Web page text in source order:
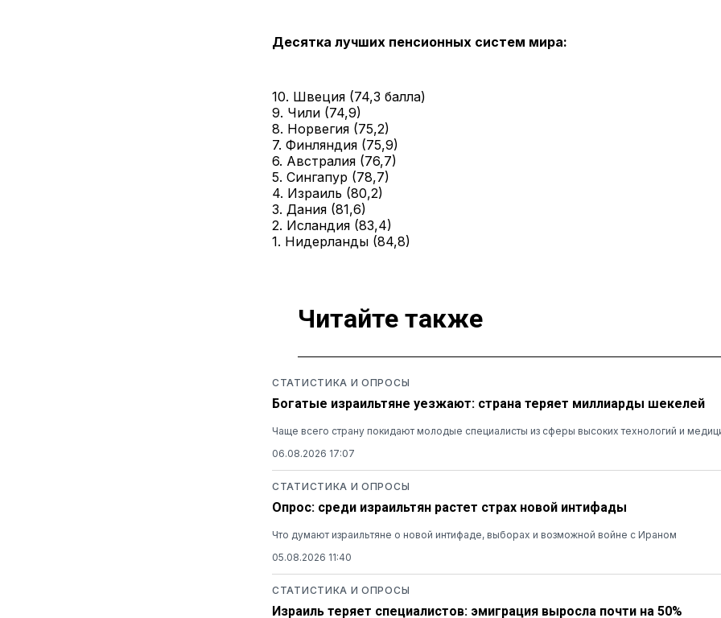
Десятка лучших пенсионных систем мира:
10. Швеция (74,3 балла)
9. Чили (74,9)
8. Норвегия (75,2)
7. Финляндия (75,9)
6. Австралия (76,7)
5. Сингапур (78,7)
4. Израиль (80,2)
3. Дания (81,6)
2. Исландия (83,4)
1. Нидерланды (84,8)
Читайте также
СТАТИСТИКА И ОПРОСЫ
Богатые израильтяне уезжают: страна теряет миллиарды шекелей
Чаще всего страну покидают молодые специалисты из сферы высоких технологий и
06.08.2026 17:07
СТАТИСТИКА И ОПРОСЫ
Опрос: среди израильтян растет страх новой интифады
Что думают израильтяне о новой интифаде, выборах и возможной войне с Ираном
05.08.2026 11:40
СТАТИСТИКА И ОПРОСЫ
Израиль теряет специалистов: эмиграция выросла почти на 50%